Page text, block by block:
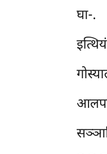
घा-.
आलपने